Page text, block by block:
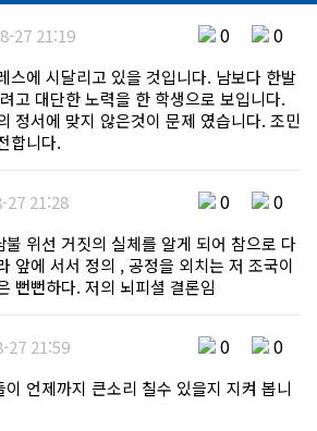
27 21:19 0 0
스에 시달리고 있을 것입니다. 남보다 한발
고 대단한 노력을 한 학생으로 보입니다.
정서에 맞지 않은것이 문제 였습니다. 조민
합니다.
27 21:28 0 0
위선 거짓의 실체를 알게 되어 참으로 다
앞에 서서 정의 , 공정을 외치는 저 조국이
뻔뻔하다. 저의 뇌피셜 결론임
27 21:59 0 0
언제까지 큰소리 칠수 있을지 지켜 봅니